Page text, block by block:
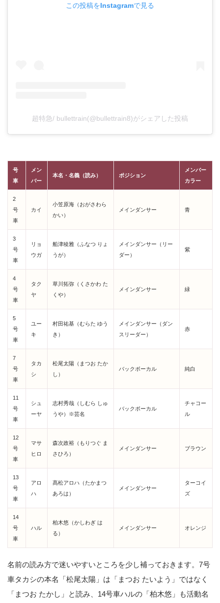
この投稿をInstagramで見る
超特急/ bullettrain(@bullettrain8)がシェアした投稿
号
車
メン
バー
本名・名義（読み） ポジション
メンバー
カラー
2
号
車
カイ
小笠原海（おがさわら
かい）
メインダンサー 青
3
号
車
リョ
ウガ
船津稜雅（ふなつ りょ
うが）
メインダンサー（リー
ダー）
紫
4
号
車
タク
ヤ
草川拓弥（くさかわ た
くや）
メインダンサー 緑
5
号
車
ユー
キ
村田祐基（むらた ゆう
き）
メインダンサー（ダン
スリーダー）
赤
7
号
車
タカ
シ
松尾太陽（まつお たか
し）
バックボーカル 純白
11
号
車
シュ
ーヤ
志村秀哉（しむら しゅ
うや）※芸名
バックボーカル
チャコー
ル
12
号
車
マサ
ヒロ
森次政裕（もりつぐ ま
さひろ）
メインダンサー ブラウン
13
号
車
アロ
ハ
髙松アロハ（たかまつ
あろは）
メインダンサー
ターコイ
ズ
14
号
車
ハル
柏木悠（かしわぎ は
る）
メインダンサー オレンジ
名前の読み方で迷いやすいところを少し補っておきます。7号
車タカシの本名「松尾太陽」は「まつお たいよう」ではなく
「まつお たかし」と読み、14号車ハルの「柏木悠」も活動名